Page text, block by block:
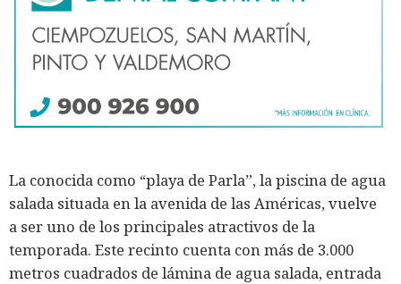
La conocida como “playa de Parla”, la piscina de agua
salada situada en la avenida de las Américas, vuelve
a ser uno de los principales atractivos de la
temporada. Este recinto cuenta con más de 3.000
metros cuadrados de lámina de agua salada, entrada